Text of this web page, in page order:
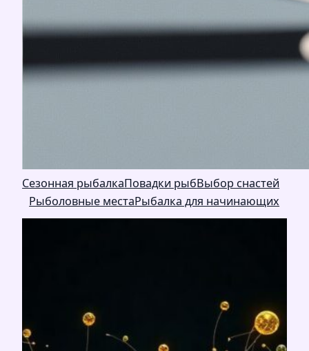
Сезонная рыбалкаПовадки рыбВыбор снастей
Рыболовные местаРыбалка для начинающих